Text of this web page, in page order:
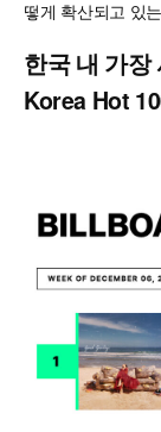
떻게 확산되고 있
한국 내 가장
Korea Hot